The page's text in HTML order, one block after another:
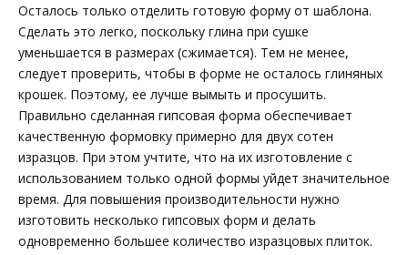
Осталось только отделить готовую форму от шаблона.
Сделать это легко, поскольку глина при сушке
уменьшается в размерах (сжимается). Тем не менее,
следует проверить, чтобы в форме не осталось глиняных
крошек. Поэтому, ее лучше вымыть и просушить.
Правильно сделанная гипсовая форма обеспечивает
качественную формовку примерно для двух сотен
изразцов. При этом учтите, что на их изготовление с
использованием только одной формы уйдет значительное
время. Для повышения производительности нужно
изготовить несколько гипсовых форм и делать
одновременно большее количество изразцовых плиток.